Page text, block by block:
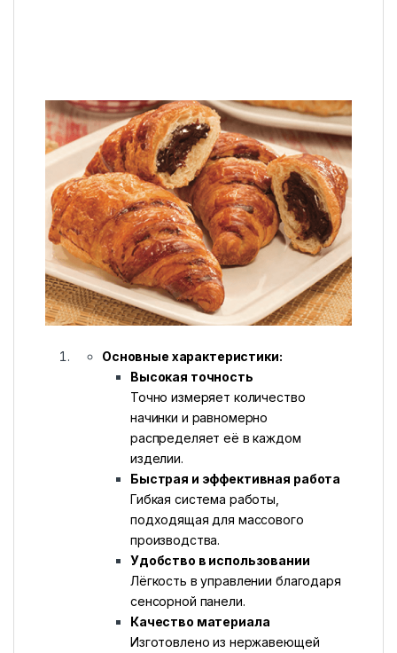
Основные характеристики:
Высокая точность
Точно измеряет количество
начинки и равномерно
распределяет её в каждом
изделии.
Быстрая и эффективная работа
Гибкая система работы,
подходящая для массового
производства.
Удобство в использовании
Лёгкость в управлении благодаря
сенсорной панели.
Качество материала
Изготовлено из нержавеющей